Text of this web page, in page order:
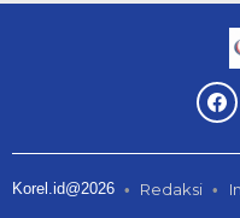
Korel.id@2026 Redaksi